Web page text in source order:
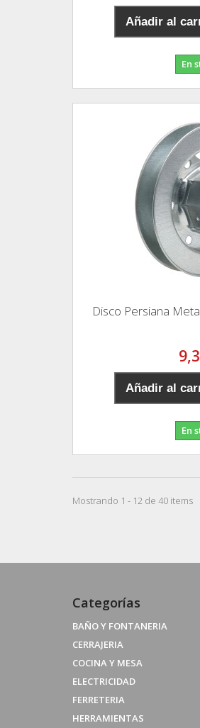
Añadir al
En
Disco Persiana
Añadir al
En
Mostrando 1 - 12 de 40 items
Categorías
BAÑO Y FONTANERIA
CERRAJERIA
COCINA Y MESA
ELECTRICIDAD
FERRETERIA
HERRAMIENTAS